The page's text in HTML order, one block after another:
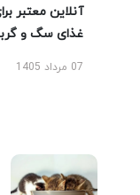
آنلاین معتبر
غذای سگ و
07 مرداد 1405